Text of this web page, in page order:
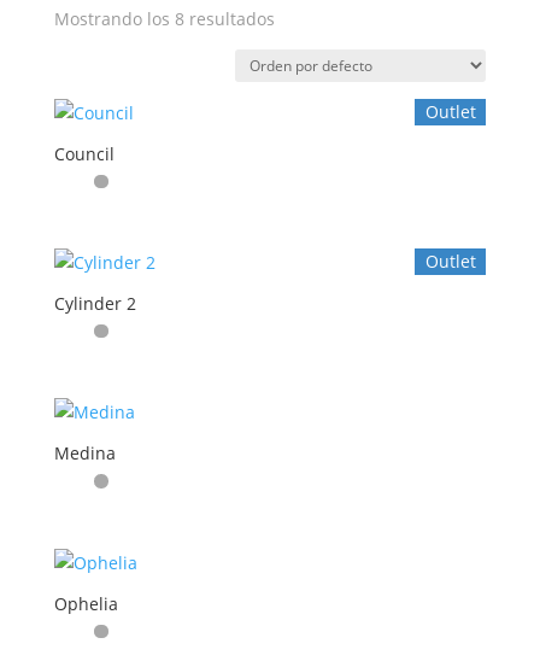
Mostrando los 8 resultados
Outlet
Council
Outlet
Cylinder 2
Medina
Ophelia